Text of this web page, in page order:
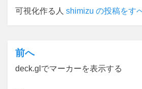
可視化作る人 shimizu の投稿をす
投
稿
前へ
deck.glでマーカーを表示する